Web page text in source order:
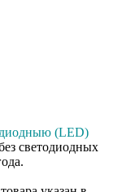
(LED)
светодиодных